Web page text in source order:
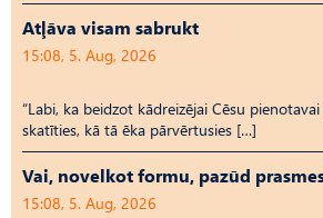
Atļāva visam sabrukt
15:08, 5. Aug, 2026
“Labi, ka beidzot kādreizējai Cēsu
skatīties, kā tā ēka pārvērtusies […]
Vai, novelkot formu, pazūd
15:08, 5. Aug, 2026